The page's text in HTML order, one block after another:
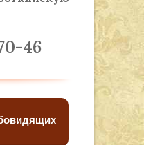
46